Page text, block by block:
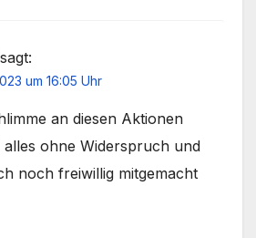
sagt:
um 16:05 Uhr
an diesen Aktionen
alles ohne Widerspruch und
noch freiwillig mitgemacht